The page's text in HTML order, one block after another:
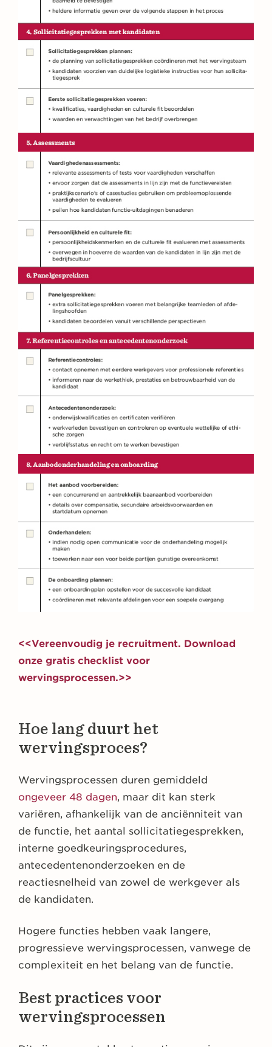
<<Vereenvoudig je recruitment. Download
onze gratis checklist voor
wervingsprocessen.>>
Hoe lang duurt het
wervingsproces?
Wervingsprocessen duren gemiddeld
ongeveer 48 dagen, maar dit kan sterk
variëren, afhankelijk van de anciënniteit van
de functie, het aantal sollicitatiegesprekken,
interne goedkeuringsprocedures,
antecedentenonderzoeken en de
reactiesnelheid van zowel de werkgever als
de kandidaten.
Hogere functies hebben vaak langere,
progressieve wervingsprocessen, vanwege de
complexiteit en het belang van de functie.
Best practices voor
wervingsprocessen